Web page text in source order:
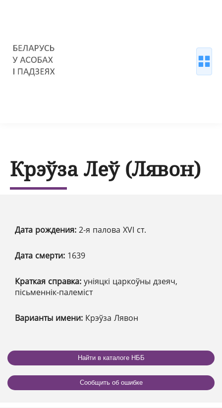
Крэўза Леў (Лявон)
Дата рождения: 2-я палова XVІ ст.
Дата смерти: 1639
Краткая справка: уніяцкі царкоўны дзеяч,
пісьменнік-палеміст
Варианты имени: Крэўза Лявон
Найти в каталоге НББ
Сообщить об ошибке